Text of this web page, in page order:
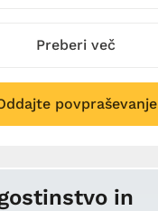
Preberi več
povpraševanje
in